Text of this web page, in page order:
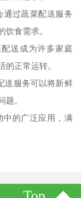
通过蔬菜配送服务
食需求。
送成为许多家庭
正常运转。
送服务可以将新鲜
题。
中的广泛应用，满